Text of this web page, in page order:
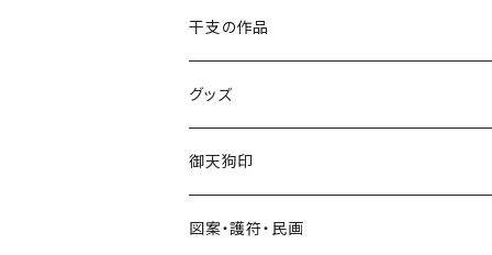
手びねり人形
グッズ
張り子
手びねり人形・小福人形
干支の作品
張り子
手びねり人形
グッズ
グッズ
キーホルダー
シール
御天狗印
図案・護符・民画